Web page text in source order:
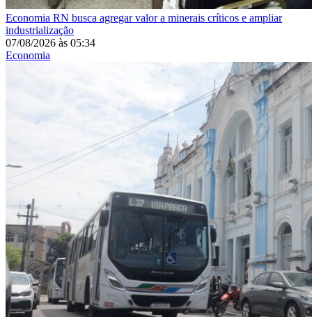
Economia RN busca agregar valor a minerais críticos e ampliar
industrialização
07/08/2026 às 05:34
Economia